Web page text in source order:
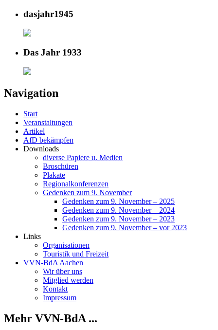
dasjahr1945
Das Jahr 1933
Navigation
Start
Veranstaltungen
Artikel
AfD bekämpfen
Downloads
diverse Papiere u. Medien
Broschüren
Plakate
Regionalkonferenzen
Gedenken zum 9. November
Gedenken zum 9. November – 2025
Gedenken zum 9. November – 2024
Gedenken zum 9. November – 2023
Gedenken zum 9. November – vor 2023
Links
Organisationen
Touristik und Freizeit
VVN-BdA Aachen
Wir über uns
Mitglied werden
Kontakt
Impressum
Mehr VVN-BdA ...